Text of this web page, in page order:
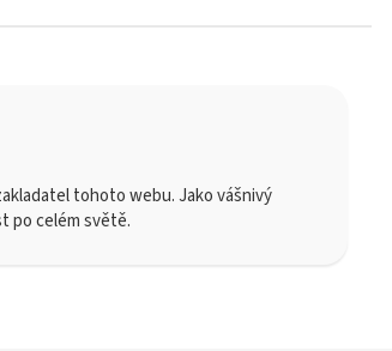
tohoto webu. Jako vášnivý
po celém světě.